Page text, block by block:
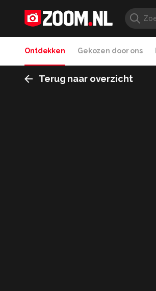
Ontdekken Gekozen door ons
Terug naar overzicht